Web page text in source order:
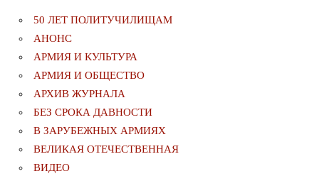
50 ЛЕТ ПОЛИТУЧИЛИЩАМ
АНОНС
АРМИЯ И КУЛЬТУРА
АРМИЯ И ОБЩЕСТВО
АРХИВ ЖУРНАЛА
БЕЗ СРОКА ДАВНОСТИ
В ЗАРУБЕЖНЫХ АРМИЯХ
ВЕЛИКАЯ ОТЕЧЕСТВЕННАЯ
ВИДЕО